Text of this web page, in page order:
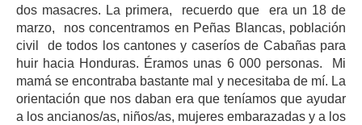
dos masacres. La primera, recuerdo que era un 18 de
marzo, nos concentramos en Peñas Blancas, población
civil de todos los cantones y caseríos de Cabañas para
huir hacia Honduras. Éramos unas 6 000 personas. Mi
mamá se encontraba bastante mal y necesitaba de mí. La
orientación que nos daban era que teníamos que ayudar
a los ancianos/as, niños/as, mujeres embarazadas y a los